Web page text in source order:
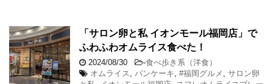
「サロン卵と私 イオンモール福岡店」で
ふわふわオムライス食べた！
2024/08/30 -食べ歩き系（洋食）
オムライス
パンケーキ #福岡グルメ
サロン卵